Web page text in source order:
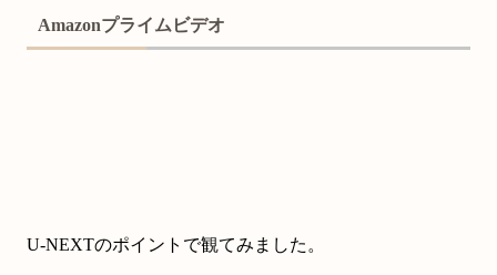
Amazonプライムビデオ
U-NEXTのポイントで観てみました。